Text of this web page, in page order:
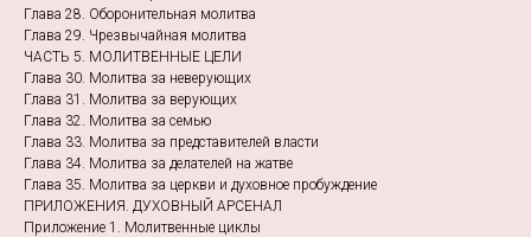
Глава 28. Оборонительная молитва
Глава 29. Чрезвычайная молитва
ЧАСТЬ 5. МОЛИТВЕННЫЕ ЦЕЛИ
Глава 30. Молитва за неверующих
Глава 31. Молитва за верующих
Глава 32. Молитва за семью
Глава 33. Молитва за представителей власти
Глава 34. Молитва за делателей на жатве
Глава 35. Молитва за церкви и духовное пробуждение
ПРИЛОЖЕНИЯ. ДУХОВНЫЙ АРСЕНАЛ
Приложение 1. Молитвенные циклы